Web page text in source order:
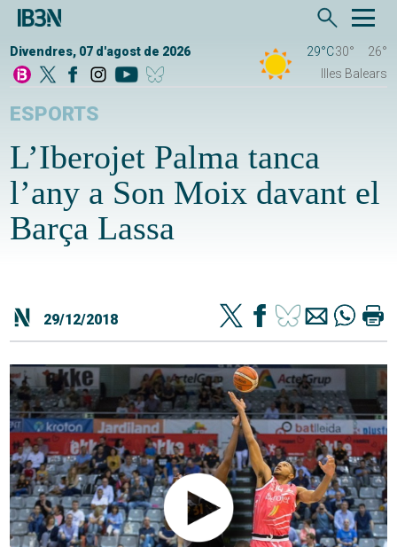
Divendres, 07 d'agost de 2026 29°C30°
26°
Illes Balears
ESPORTS
L’Iberojet Palma tanca
l’any a Son Moix davant el
Barça Lassa
29/12/2018